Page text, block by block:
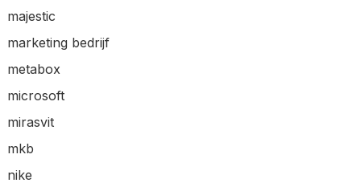
majestic
marketing bedrijf
metabox
microsoft
mirasvit
mkb
nike